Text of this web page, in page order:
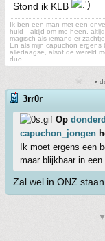
Stond ik KLB
Ik ben een man met een
huid—altijd om me heen,
magisch als iemand er
En als mijn capuchon
alledaagse, alsof de wereld
duo
•
3rr0r
Op
capuchon_jongen
Ik moet ergens een
maar blijkbaar in een
Zal wel in ONZ